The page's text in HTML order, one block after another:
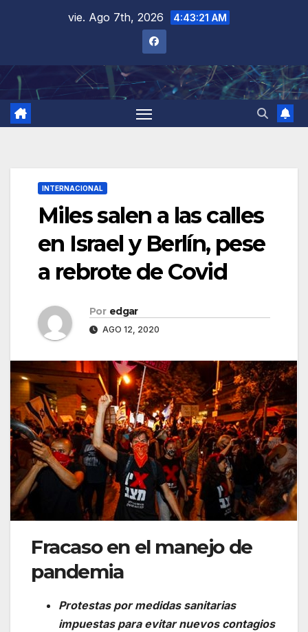
vie. Ago 7th, 2026 4:43:22 AM
INTERNACIONAL
Miles salen a las calles
en Israel y Berlín, pese
a rebrote de Covid
Por edgar
AGO 12, 2020
Fracaso en el manejo de
pandemia
Protestas por medidas sanitarias
impuestas para evitar nuevos contagios